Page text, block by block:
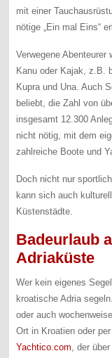
mit einer
nötige „Ein mal Eins“
Verwegene
Kanu oder Kajak, z.B.
Kupra und Una. Auch
beliebt, die Zahl von
insgesamt 12.300
nicht nötig, mit dem
zahlreiche Boote und
Doch nicht nur
kann sich auch
Küstenstädte.
Badeurlaub
Adriaküste
Wer kein eigenes
kroatische Adria
oder auch
Ort in Kroatien oder
Yachtico.com, der